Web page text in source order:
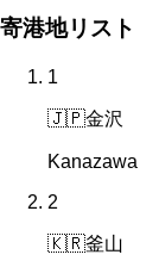
寄港地リスト
1
🇯🇵金沢
Kanazawa
2
🇰🇷釜山